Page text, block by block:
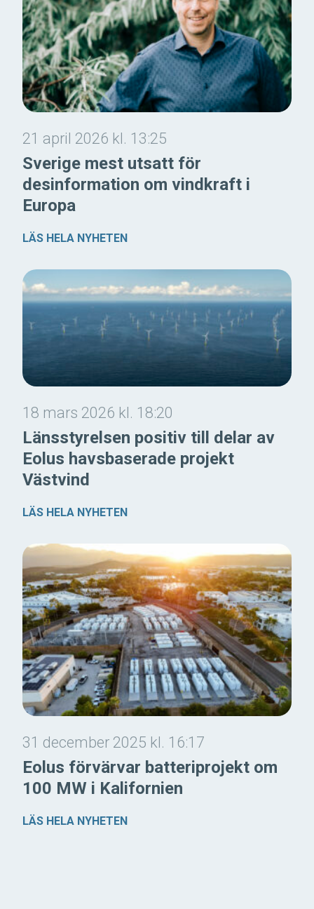
21 april 2026 kl. 13:25
Sverige mest utsatt för
desinformation om vindkraft i
Europa
LÄS HELA NYHETEN
18 mars 2026 kl. 18:20
Länsstyrelsen positiv till delar av
Eolus havsbaserade projekt
Västvind
LÄS HELA NYHETEN
31 december 2025 kl. 16:17
Eolus förvärvar batteriprojekt om
100 MW i Kalifornien
LÄS HELA NYHETEN